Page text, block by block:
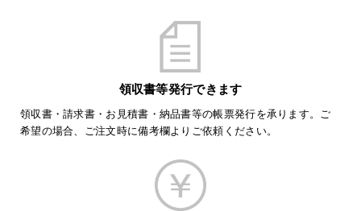
領収書等発行できます
領収書・請求書・お見積書・納品書等の帳票発行を承ります。ご
希望の場合、ご注文時に備考欄よりご依頼ください。